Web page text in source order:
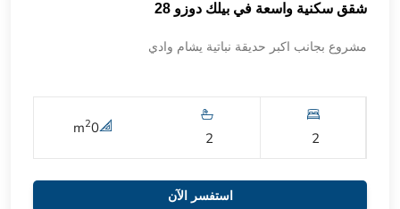
شقق سكنية واسعة في بيلك دوزو 28
مشروع بجانب اكبر حديقة نباتية يشام وادي
2
2
0
m2
استفسر الآن